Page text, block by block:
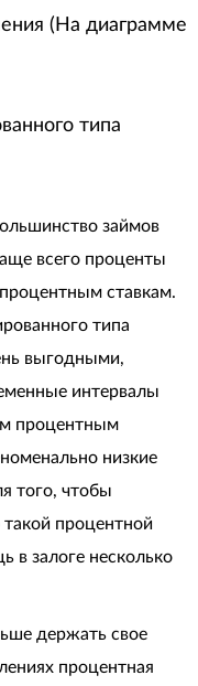
(На диаграмме
типа
займов
всего проценты
ставкам.
типа
выгодными,
интервалы
процентным
низкие
того, чтобы
процентной
в залоге несколько
держать свое
процентная